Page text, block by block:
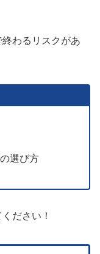
わるリスクがあ
選び方
ださい！